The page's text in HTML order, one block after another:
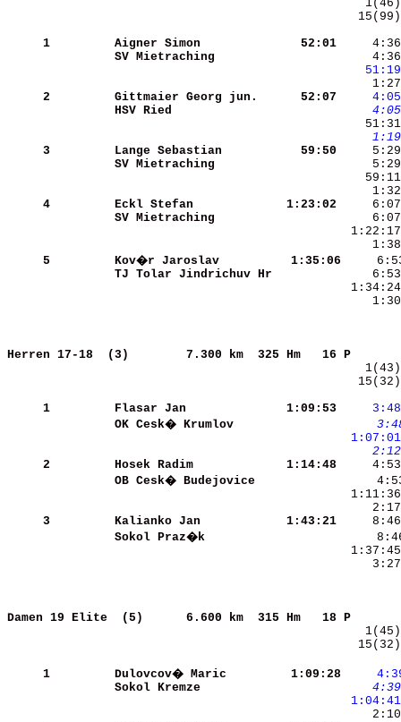
     1
Aigner Simon
   52:01
SV Mietraching
   51:19
     2
Gittmaier Georg jun.
   52:07
    4:05
HSV Ried
    4:05
    1:19
     3
Lange Sebastian
   59:50
SV Mietraching
     4
Eckl Stefan
1:23:02
SV Mietraching
     5
Kov�r Jaroslav
1:35:06
TJ Tolar Jindrichuv Hr
Herren 17-18  (3)
7.300 km  325
     1
Flasar Jan 1:09:53
    3:48
OK Cesk� Krumlov
1:07:01
    2:12
     2
Hosek Radim
1:14:48
OB Cesk� Budejovice
     3
Kalianko Jan
1:43:21
Sokol Praz�k
Damen 19 Elite  (5)
6.600 km  315
     1
Dulovcov� Maric 1:09:28
Sokol Kremze
    4:39
1:04:41